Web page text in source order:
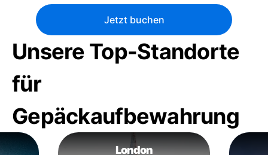
Jetzt buchen
Unsere Top-Standorte
für
Gepäckaufbewahrung
London